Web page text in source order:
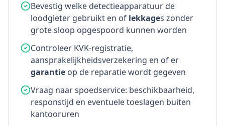
Bevestig welke detectieapparatuur de
loodgieter gebruikt en of lekkages zonder
grote sloop opgespoord kunnen worden
Controleer KVK-registratie,
aansprakelijkheidsverzekering en of er
garantie op de reparatie wordt gegeven
Vraag naar spoedservice: beschikbaarheid,
responstijd en eventuele toeslagen buiten
kantooruren